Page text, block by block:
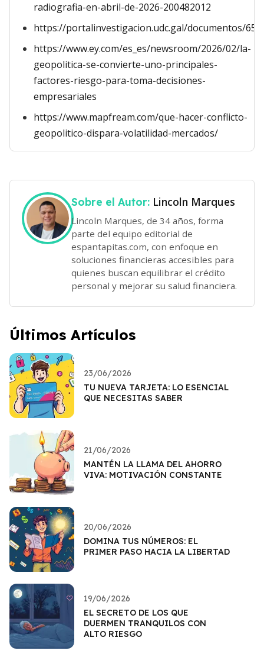
radiografia-en-abril-de-2026-200482012
https://portalinvestigacion.udc.gal/documentos/
https://www.ey.com/es_es/newsroom/2026/02/la-
geopolitica-se-convierte-uno-principales-
factores-riesgo-para-toma-decisiones-
empresariales
https://www.mapfream.com/que-hacer-conflicto-
geopolitico-dispara-volatilidad-mercados/
Sobre el Autor: Lincoln Marques
Lincoln Marques, de 34 años, forma
parte del equipo editorial de
espantapitas.com, con enfoque en
soluciones financieras accesibles para
quienes buscan equilibrar el crédito
personal y mejorar su salud financiera.
Últimos Artículos
23/06/2026
TU NUEVA TARJETA: LO ESENCIAL
QUE NECESITAS SABER
21/06/2026
MANTÉN LA LLAMA DEL AHORRO
VIVA: MOTIVACIÓN CONSTANTE
20/06/2026
DOMINA TUS NÚMEROS: EL
PRIMER PASO HACIA LA LIBERTAD
19/06/2026
EL SECRETO DE LOS QUE
DUERMEN TRANQUILOS CON
ALTO RIESGO